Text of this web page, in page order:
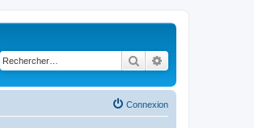
Rechercher
Connexion